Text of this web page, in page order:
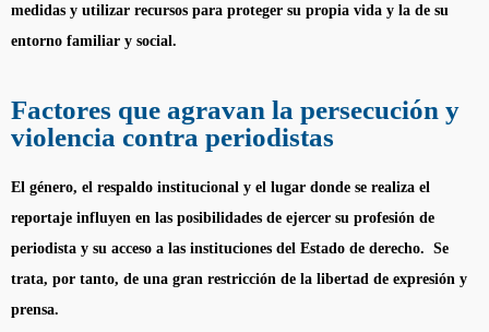
medidas y utilizar recursos para proteger su propia vida y la de su
entorno familiar y social.
Factores que agravan la persecución y
violencia contra periodistas
El género, el respaldo institucional y el lugar donde se realiza el
reportaje influyen en las posibilidades de ejercer su profesión de
periodista y su acceso a las instituciones del Estado de derecho. Se
trata, por tanto, de una gran restricción de la libertad de expresión y
prensa.